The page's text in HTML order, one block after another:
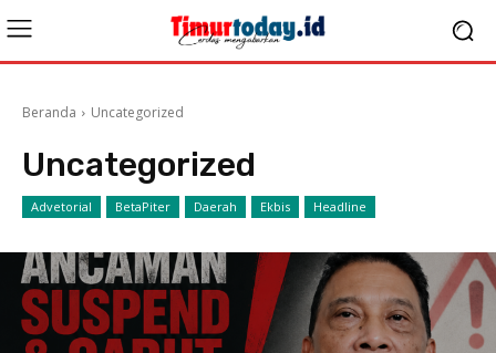
Beranda Uncategorized
Uncategorized
Advetorial BetaPiter Daerah Ekbis Headline